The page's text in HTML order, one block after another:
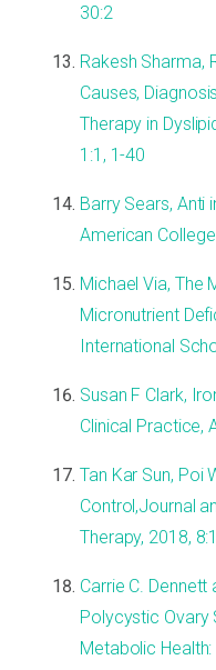
30:2
Rakesh Sharma,
Causes,
Therapy in
1:1, 1-40
Barry Sears, Anti
American
Michael Via, The
Micronutrient
International
Susan F Clark,
Clinical Practice,
Tan Kar Sun, Poi
Control,Journal
Therapy, 2018, 8:1
Carrie C.
Polycystic Ovary
Metabolic